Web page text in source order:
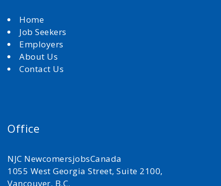
Home
Job Seekers
Employers
About Us
Contact Us
Office
NJC NewcomersjobsCanada
1055 West Georgia Street, Suite 2100,
Vancouver, B.C.